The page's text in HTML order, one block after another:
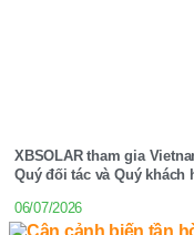
XBSOLAR tham gia
Quý đối tác và Quý khách
06/07/2026